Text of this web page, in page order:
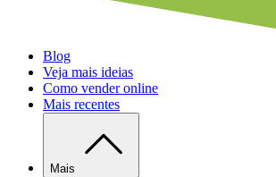
Blog
Veja mais ideias
Como vender online
Mais recentes
Mais